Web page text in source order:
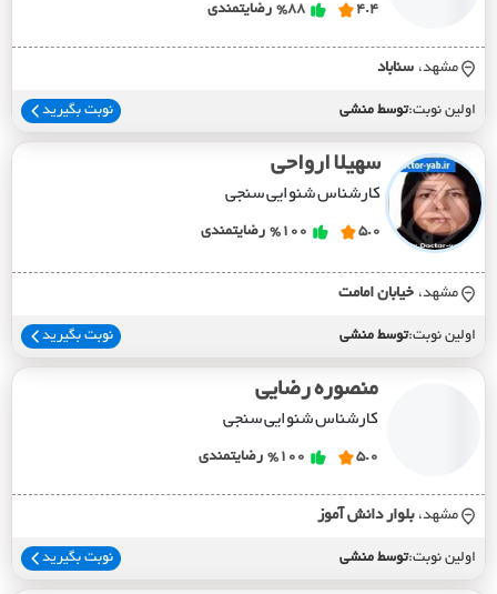
4.4
%88 رضایتمندی
مشهد، سناباد
اولین نوبت:توسط منشی نوبت بگیرید
سهیلا ارواحی
کارشناس شنوایی سنجی
5.0
%100 رضایتمندی
مشهد، خيابان امامت
اولین نوبت:توسط منشی نوبت بگیرید
منصوره رضایی
کارشناس شنوایی سنجی
5.0
%100 رضایتمندی
مشهد، بلوار دانش آموز
اولین نوبت:توسط منشی نوبت بگیرید